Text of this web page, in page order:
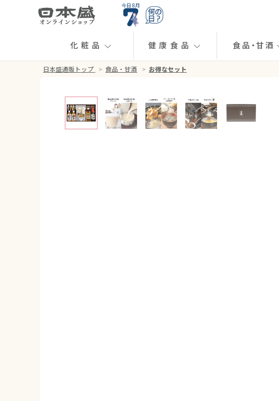
今日 8月
化粧品 健康食品 食品・甘酒
日本盛通販トップ > 食品・甘酒 > お得なセット